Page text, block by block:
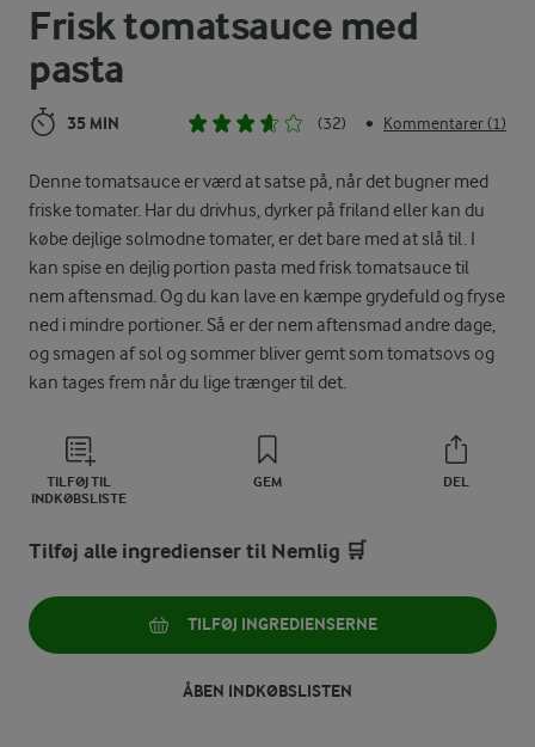
Frisk tomatsauce med
pasta
35 MIN (32) • Kommentarer (1)
Denne tomatsauce er værd at satse på, når det bugner med
friske tomater. Har du drivhus, dyrker på friland eller kan du
købe dejlige solmodne tomater, er det bare med at slå til. I
kan spise en dejlig portion pasta med frisk tomatsauce til
nem aftensmad. Og du kan lave en kæmpe grydefuld og fryse
ned i mindre portioner. Så er der nem aftensmad andre dage,
og smagen af sol og sommer bliver gemt som tomatsovs og
kan tages frem når du lige trænger til det.
TILFØJ TIL
INDKØBSLISTE
GEM DEL
Tilføj alle ingredienser til Nemlig 🛒
TILFØJ INGREDIENSERNE
ÅBEN INDKØBSLISTEN